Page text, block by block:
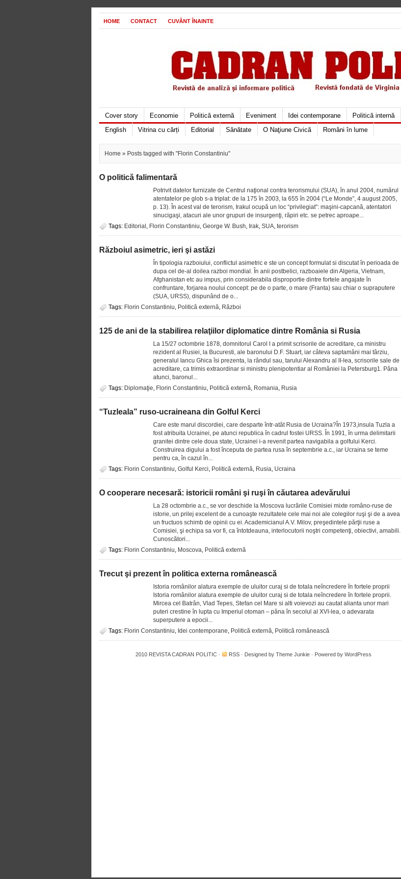
HOME CONTACT CUVÂNT ÎNAINTE
Cover story Economie Politică externă Eveniment Idei contemporane Politică internă
English
Vitrina cu cărți Editorial Sănătate O Naţiune Civică Români în lume
Home » Posts tagged with "Florin Constantiniu"
O politică falimentară
Potrivit datelor furnizate de Centrul naţional contra terorismului (SUA), în anul 2004, numărul
atentatelor pe glob s-a triplat: de la 175 în 2003, la 655 în 2004 (“Le Monde”, 4 august 2005,
p. 13). În acest val de terorism, Irakul ocupă un loc “privilegiat”: maşini-capcană, atentatori
sinucigaşi, atacuri ale unor grupuri de insurgenţi, răpiri etc. se petrec aproape...
Tags: Editorial , Florin Constantiniu, George W. Bush, Irak, SUA, terorism
Războiul asimetric, ieri şi astăzi
În tipologia razboiului, conflictul asimetric e ste un concept formulat si discutat în perioada de
dupa cel de-al doilea razboi mondial. În anii postbelici, razboaiele din Algeria, Vietnam,
Afghanistan etc au impus, prin considerabila disproportie dintre fortele angajate în
confruntare, forjarea noului concept: pe de o parte, o mare (Franta) sau chiar o supraputere
(SUA, URSS), dispunând de o...
Tags: Florin Constantiniu, Politică externă, Război
125 de ani de la stabilirea relaţiilor diplomatice dintre România si Rusia
La 15/27 octombrie 1878, domnitorul Carol I a primit scrisorile de acreditare, ca ministru
rezident al Rusiei, la Bucuresti, ale baronului D.F. Stuart, iar câteva saptamâni mai târziu,
generalul Iancu Ghica îsi prezenta, la rândul sau, tarului Alexandru al II-lea, scrisorile sale de
acreditare, ca trimis extraordinar si ministru plenipotentiar al României la Petersburg1. Pâna
atunci, baronul...
Tags: Diplomaţie, Florin Constantiniu, Politică externă, Romania, Rusia
“Tuzleala” ruso-ucraineana din Golful Kerci
Care este marul discordiei, care desparte într-atât Rusia de Ucraina?În 1973,insula Tuzla a
fost atribuita Ucrainei, pe atunci republica în cadrul fostei URSS. În 1991, în urma delimitarii
granitei dintre cele doua state, Ucrainei i-a revenit partea navigabila a golfului Kerci.
Construirea digului a fost începuta de partea rusa în septembrie a.c., iar Ucraina se teme
pentru ca, în cazul în...
Tags: Florin Constantiniu, Golful Kerci, Politică externă, Rusia, Ucraina
O cooperare necesară: istoricii români şi ruşi în căutarea adevărului
La 28 octombrie a.c., se vor deschide la Moscova lucrările Comisiei mixte româno-ruse de
istorie, un prilej excelent de a cunoaşte rezultatele cele mai noi ale colegilor ruşi şi de a avea
un fructuos schimb de opinii cu ei. Academicianul A.V. Milov, preşedintele părţii ruse a
Comisiei, şi echipa sa vor fi, ca întotdeauna, interlocutorii noştri competenţi, obiectivi, amabili.
Cunoscători...
Tags: Florin Constantiniu, Moscova, Politică externă
Trecut şi prezent în politica externa românească
Istoria românilor alatura exemple de uluitor curaj si de totala neîncredere în fortele proprii
Istoria românilor alatura exemple de uluitor curaj si de totala neîncredere în fortele proprii.
Mircea cel Batrân, Vlad Tepes, Stefan cel Mare si alti voievozi au cautat alianta unor mari
puteri crestine în lupta cu Imperiul otoman – pâna în secolul al XVI-lea, o adevarata
superputere a epocii...
Tags: Florin Constantiniu, Idei contemporane, Politică externă, Politică românească
2010 REVISTA CADRAN POLITIC · RSS · Designed by Theme Junkie · Powered by WordPress